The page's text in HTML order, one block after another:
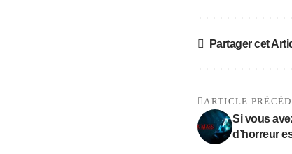
Partager cet
ARTICLE
Si vous
d’horreur